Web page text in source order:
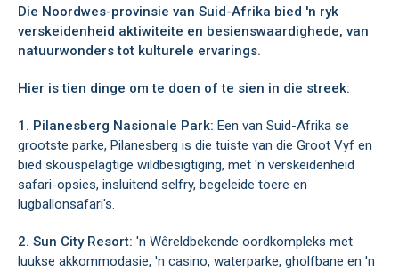
Die Noordwes-provinsie van Suid-Afrika bied 'n ryk
verskeidenheid aktiwiteite en besienswaardighede, van
natuurwonders tot kulturele ervarings.
Hier is tien dinge om te doen of te sien in die streek:
1. Pilanesberg Nasionale Park: Een van Suid-Afrika se
grootste parke, Pilanesberg is die tuiste van die Groot Vyf en
bied skouspelagtige wildbesigtiging, met 'n verskeidenheid
safari-opsies, insluitend selfry, begeleide toere en
lugballonsafari's.
2. Sun City Resort: 'n Wêreldbekende oordkompleks met
luukse akkommodasie, 'n casino, waterparke, gholfbane en 'n